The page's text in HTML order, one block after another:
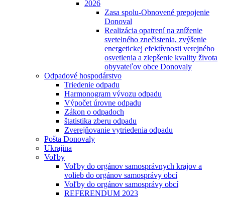
2026
Zasa spolu-Obnovené prepojenie
Donoval
Realizácia opatrení na zníženie
svetelného znečistenia, zvýšenie
energetickej efektívnosti verejného
osvetlenia a zlepšenie kvality života
obyvateľov obce Donovaly
Odpadové hospodárstvo
Triedenie odpadu
Harmonogram vývozu odpadu
Výpočet úrovne odpadu
Zákon o odpadoch
štatistika zberu odpadu
Zverejňovanie vytriedenia odpadu
Pošta Donovaly
Ukrajina
Voľby
Voľby do orgánov samosprávnych krajov a
volieb do orgánov samosprávy obcí
Voľby do orgánov samosprávy obcí
REFERENDUM 2023